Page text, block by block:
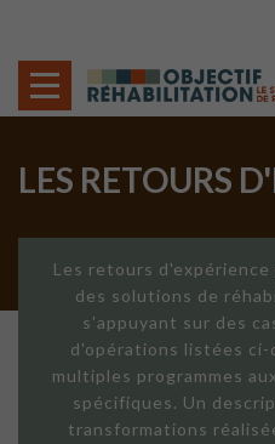
LES RETOURS
Les retours
des solutions de
s'appuyant sur des
d'opérations listées
multiples programmes
spécifiques. Un
transformations